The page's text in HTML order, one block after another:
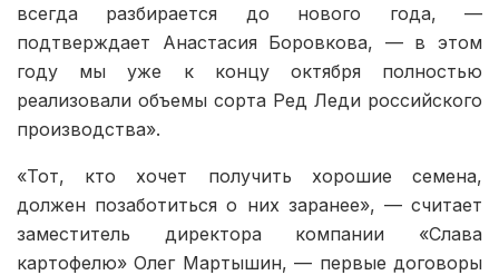
всегда разбирается до нового года, —
подтверждает Анастасия Боровкова, — в этом
году мы уже к концу октября полностью
реализовали объемы сорта Ред Леди российского
производства».
«Тот, кто хочет получить хорошие семена,
должен позаботиться о них заранее», — считает
заместитель директора компании «Слава
картофелю» Олег Мартышин, — первые договоры